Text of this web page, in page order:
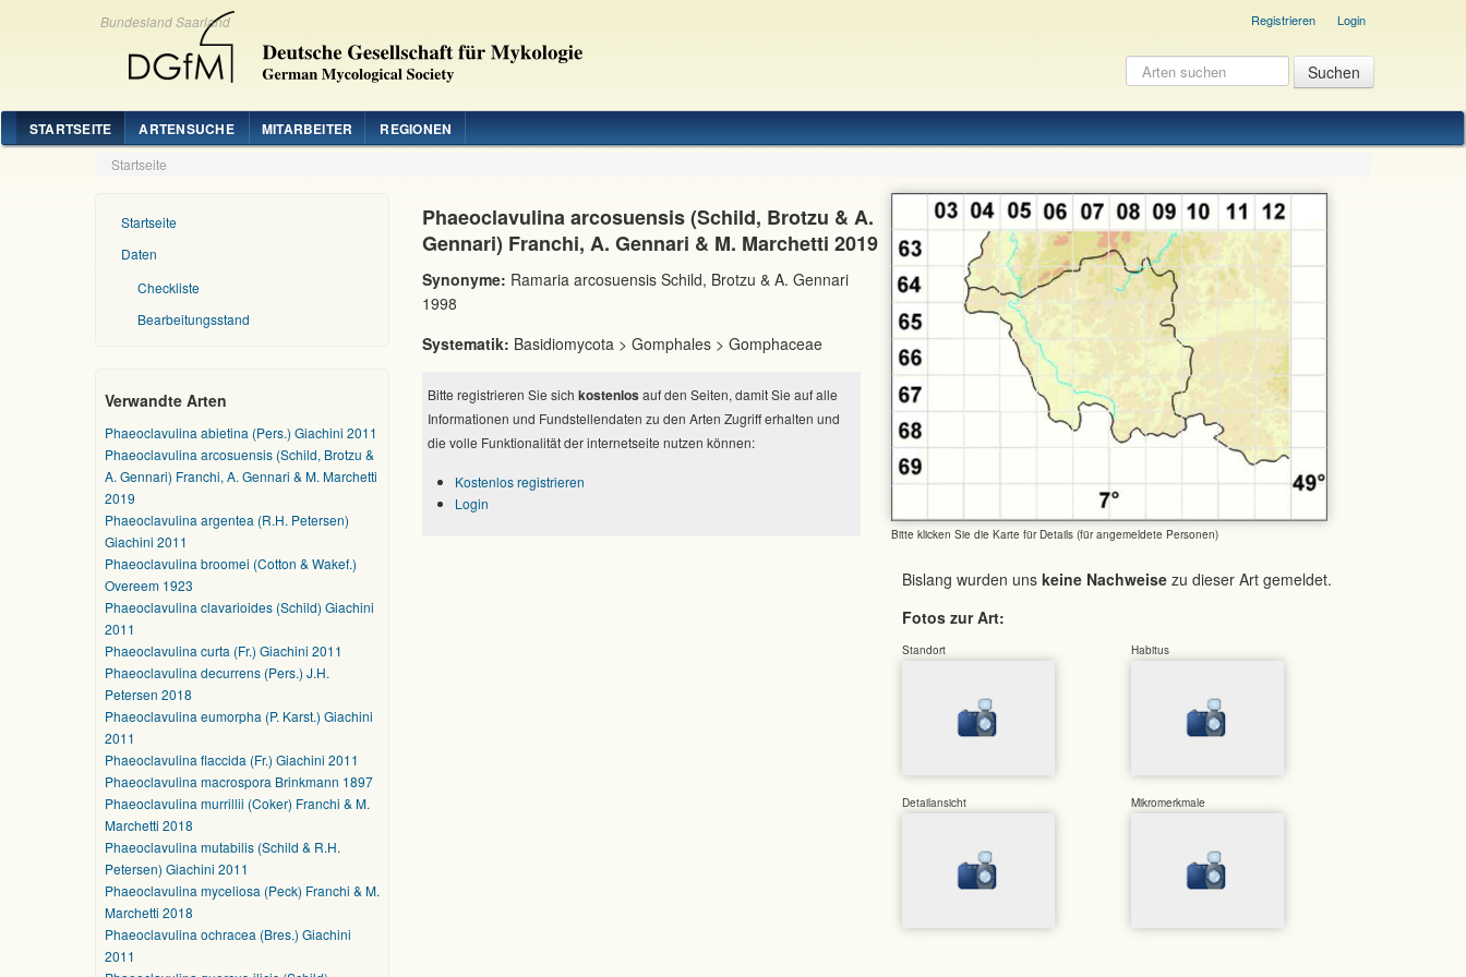
Bundesland Saarland Registrieren Login
STARTSEITE ARTENSUCHE MITARBEITER REGIONEN
Startseite
Startseite
Daten
Checkliste
Bearbeitungsstand
Verwandte Arten
Phaeoclavulina abietina (Pers.) Giachini 2011
Phaeoclavulina arcosuensis (Schild, Brotzu &
A. Gennari) Franchi, A. Gennari & M. Marchetti
2019
Phaeoclavulina argentea (R.H. Petersen)
Giachini 2011
Phaeoclavulina broomei (Cotton & Wakef.)
Overeem 1923
Phaeoclavulina clavarioides (Schild) Giachini
2011
Phaeoclavulina curta (Fr.) Giachini 2011
Phaeoclavulina decurrens (Pers.) J.H.
Petersen 2018
Phaeoclavulina eumorpha (P. Karst.) Giachini
2011
Phaeoclavulina flaccida (Fr.) Giachini 2011
Phaeoclavulina macrospora Brinkmann 1897
Phaeoclavulina murrillii (Coker) Franchi & M.
Marchetti 2018
Phaeoclavulina mutabilis (Schild & R.H.
Petersen) Giachini 2011
Phaeoclavulina myceliosa (Peck) Franchi & M.
Marchetti 2018
Phaeoclavulina ochracea (Bres.) Giachini
2011
Bitte klicken Sie die Karte für Details (für angemeldete Personen)
Bislang wurden uns keine Nachweise zu dieser Art gemeldet.
Fotos zur Art:
Standort Habitus
Detailansicht Mikromerkmale
Phaeoclavulina arcosuensis (Schild, Brotzu & A.
Gennari) Franchi, A. Gennari & M. Marchetti 2019
Synonyme: Ramaria arcosuensis Schild, Brotzu & A. Gennari
1998
Systematik: Basidiomycota > Gomphales > Gomphaceae
Bitte registrieren Sie sich kostenlos auf den Seiten, damit Sie auf alle
Informationen und Fundstellendaten zu den Arten Zugriff erhalten und
die volle Funktionalität der internetseite nutzen können:
Kostenlos registrieren
Login